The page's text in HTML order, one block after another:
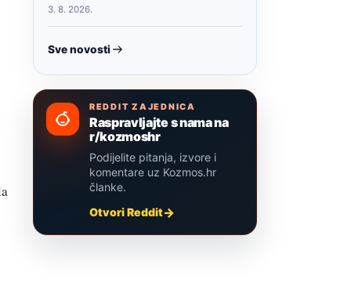
3. 8. 2026.
Sve novosti
REDDIT ZAJEDNICA
Raspravljajte s nama na
r/kozmoshr
Podijelite pitanja, izvore i
komentare uz Kozmos.hr
članke.
Otvori Reddit